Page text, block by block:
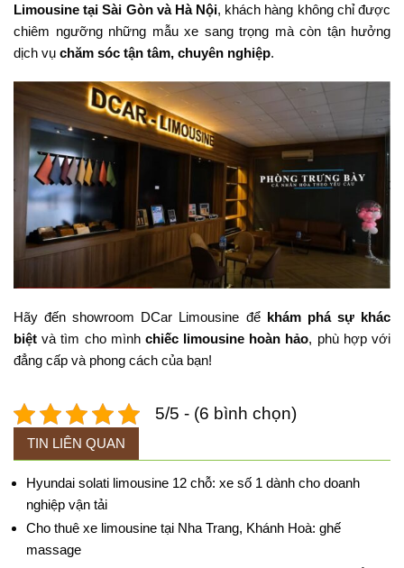
Limousine tại Sài Gòn và Hà Nội, khách hàng không chỉ được
chiêm ngưỡng những mẫu xe sang trọng mà còn tận hưởng
dịch vụ chăm sóc tận tâm, chuyên nghiệp.
Hãy đến showroom DCar Limousine để khám phá sự khác
biệt và tìm cho mình chiếc limousine hoàn hảo, phù hợp với
đẳng cấp và phong cách của bạn!
5/5 - (6 bình chọn)
TIN LIÊN QUAN
Hyundai solati limousine 12 chỗ: xe số 1 dành cho doanh
nghiệp vận tải
Cho thuê xe limousine tại Nha Trang, Khánh Hoà: ghế
massage